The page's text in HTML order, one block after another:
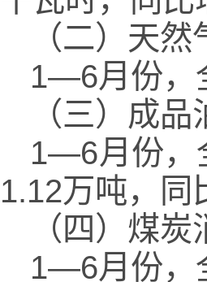
（二）天
1—6月份，
（三）成品
1—6月份，
1.12万吨，同
（四）煤
1—6月份，